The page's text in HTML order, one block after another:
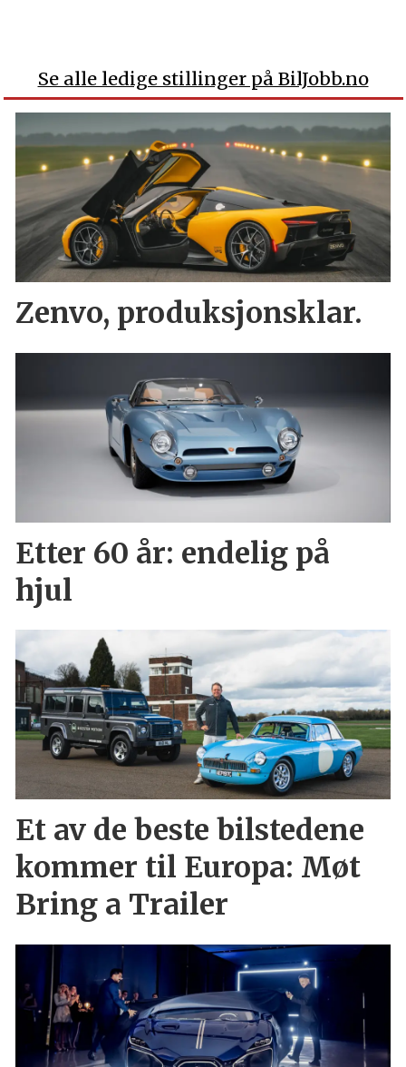
Se alle ledige stillinger på BilJobb.no
Zenvo, produksjonsklar.
Etter 60 år: endelig på
hjul
Et av de beste bilstedene
kommer til Europa: Møt
Bring a Trailer